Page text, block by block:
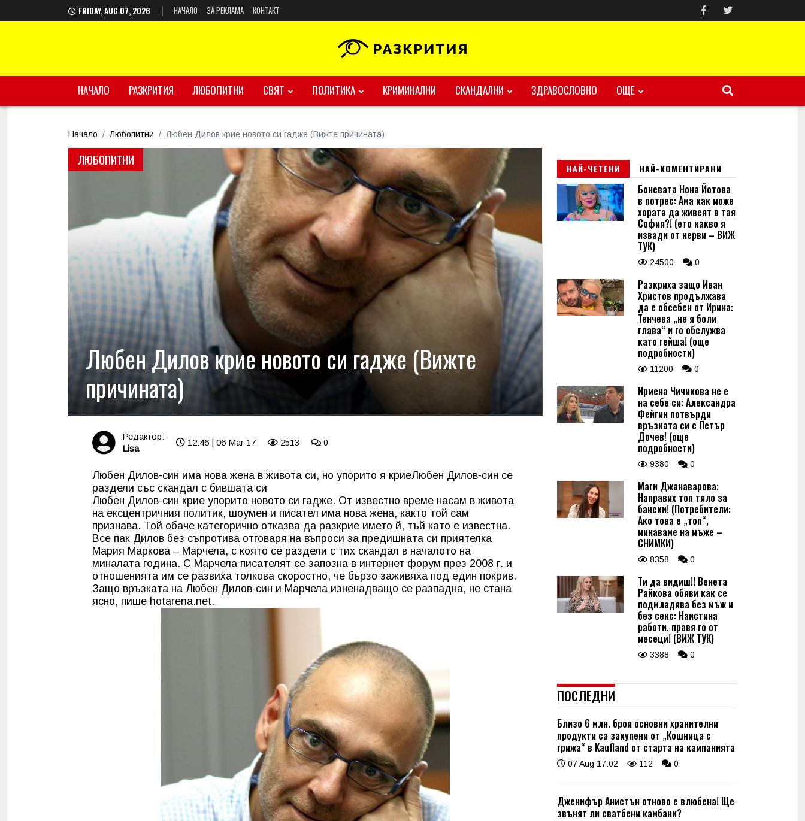
FRIDAY, AUG 07, 2026 НАЧАЛО ЗА РЕКЛАМА КОНТАКТ
НАЧАЛО РАЗКРИТИЯ ЛЮБОПИТНИ СВЯТ ПОЛИТИКА КРИМИНАЛНИ СКАНДАЛНИ ЗДРАВОСЛОВНО ОЩЕ
Начало Любопитни Любен Дилов крие новото си гадже (Вижте причината)
ЛЮБОПИТНИ
Любен Дилов крие новото си гадже (Вижте
причината)
Редактор:
Lisa
12:46 | 06 Mar 17 2513 0
Любен Дилов-син има нова жена в живота си, но упорито я криеЛюбен Дилов-син се
раздели със скандал с бившата си
Любен Дилов-син крие упорито новото си гадже. От известно време насам в живота
на ексцентричния политик, шоумен и писател има нова жена, както той сам
признава. Той обаче категорично отказва да разкрие името й, тъй като е известна.
Все пак Дилов без съпротива отговаря на въпроси за предишната си приятелка
Мария Маркова – Марчела, с която се раздели с тих скандал в началото на
миналата година. С Марчела писателят се запозна в интернет форум през 2008 г. и
отношенията им се развиха толкова скоростно, че бързо заживяха под един покрив.
Защо връзката на Любен Дилов-син и Марчела изненадващо се разпадна, не стана
ясно, пише hotarena.net.
НАЙ-ЧЕТЕНИ НАЙ-КОМЕНТИРАНИ
Боневата Нона Йотова
в потрес: Ама как може
хората да живеят в тая
София?! (ето какво я
извади от нерви – ВИЖ
ТУК)
24500 0
Разкриха защо Иван
Христов продължава
да е обсебен от Ирина:
Тенчева „не я боли
глава“ и го обслужва
като гейша! (още
подробности)
11200 0
Ирмена Чичикова не е
на себе си: Александра
Фейгин потвърди
връзката си с Петър
Дочев! (още
подробности)
9380 0
Маги Джанаварова:
Направих топ тяло за
бански! (Потребители:
Ако това е „топ“,
минаваме на мъже –
СНИМКИ)
8358 0
Ти да видиш!! Венета
Райкова обяви как се
подмладява без мъж и
без секс: Наистина
работи, правя го от
месеци! (ВИЖ ТУК)
3388 0
ПОСЛЕДНИ
Близо 6 млн. броя основни хранителни
продукти са закупени от „Кошница с
грижа“ в Kaufland от старта на кампанията
07 Aug 17:02 112 0
Дженифър Анистън отново е влюбена! Ще
звънят ли сватбени камбани?